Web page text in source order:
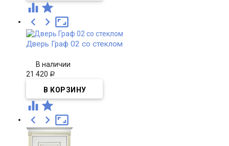
 

 
Дверь Граф 02 со стеклом
В наличии
21 420 Р
 

 